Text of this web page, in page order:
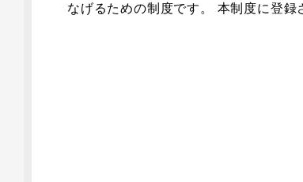
なげるための制度です。 本制度に登録